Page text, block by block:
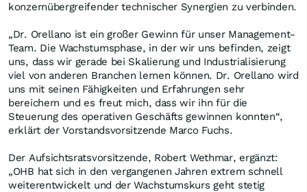
konzernübergreifender technischer Synergien zu verbinden.
„Dr. Orellano ist ein großer Gewinn für unser Management-
Team. Die Wachstumsphase, in der wir uns befinden, zeigt
uns, dass wir gerade bei Skalierung und Industrialisierung
viel von anderen Branchen lernen können. Dr. Orellano wird
uns mit seinen Fähigkeiten und Erfahrungen sehr
bereichern und es freut mich, dass wir ihn für die
Steuerung des operativen Geschäfts gewinnen konnten“,
erklärt der Vorstandsvorsitzende Marco Fuchs.
Der Aufsichtsratsvorsitzende, Robert Wethmar, ergänzt:
„OHB hat sich in den vergangenen Jahren extrem schnell
weiterentwickelt und der Wachstumskurs geht stetig